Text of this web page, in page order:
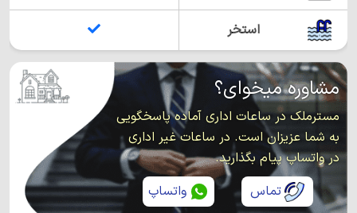
استخر
مشاوره میخوای؟
مسترملک در ساعات اداری آماده پاسخگویی
به شما عزیزان است. در ساعات غیر اداری
در واتساپ پیام بگذارید.
تماس
واتساپ